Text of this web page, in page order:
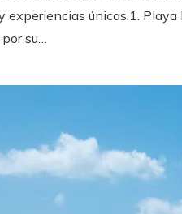
experiencias únicas.1.
su…